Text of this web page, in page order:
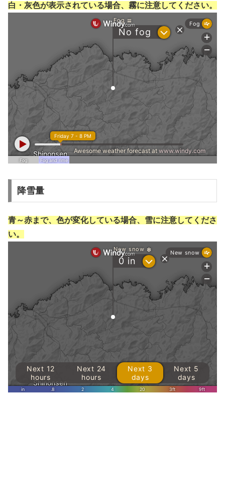
白・灰色が表示されている場合、霧に注意してください。
降雪量
青～赤まで、色が変化している場合、雪に注意してくださ
い。